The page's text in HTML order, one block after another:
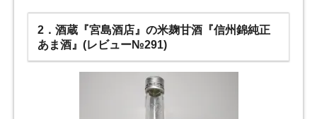
2．酒蔵『宮島酒店』の米麹甘酒『信州錦純正
あま酒』(レビュー№291)